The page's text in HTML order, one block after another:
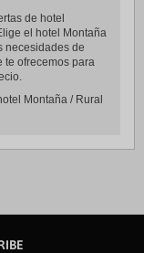
de hotel
el hotel Montaña
necesidades de
te ofrecemos para
Montaña / Rural